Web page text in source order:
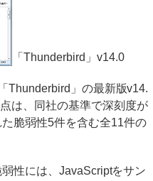
「Thunderbird」v14.0
」の最新版v14.
は、同社の基準で深刻度が
脆弱性5件を含む全11件の
性には、JavaScriptをサン